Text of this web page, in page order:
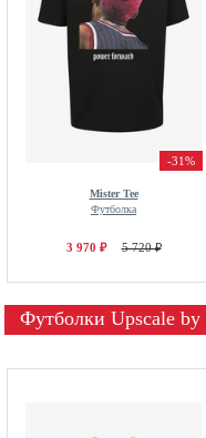
-31%
Mister Tee
Футболка
3 970 ₽ 5 720 ₽
Футболки Upscale by